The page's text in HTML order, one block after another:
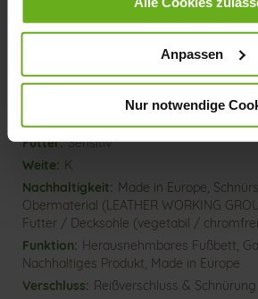
Anpassen
Nur notwendige
bringt Freude an Bewegung – GANTER
Kombination mit modernen Akzenten.
Details
Informationen
Sensitiv
K
Made in Europe,
Obermaterial (LEATHER WORKING
Futter / Decksohle (vegetabil /
Herausnehmbares Fußbett,
Nachhaltiges Produkt, Made in Europe
Reißverschluss & Schnürung